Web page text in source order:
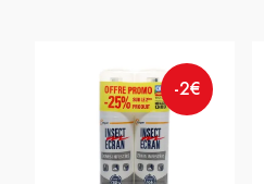
-2€